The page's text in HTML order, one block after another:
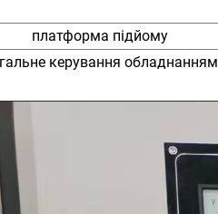
платформа підйому
керування обладнанням